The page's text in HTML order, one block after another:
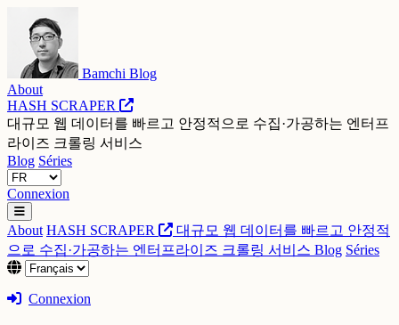
Bamchi Blog
About
HASH SCRAPER
대규모 웹 데이터를 빠르고 안정적으로 수집·가공하는 엔터프
라이즈 크롤링 서비스
Blog Séries
Connexion
About HASH SCRAPER
대규모 웹 데이터를 빠르고 안정적
으로 수집·가공하는 엔터프라이즈 크롤링 서비스 Blog Séries
Connexion